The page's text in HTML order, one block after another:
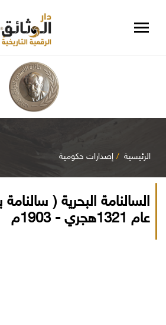
الرئيسية إصدارات حكومية
السالنامة البحرية (
عام 1321هجري - 1903م